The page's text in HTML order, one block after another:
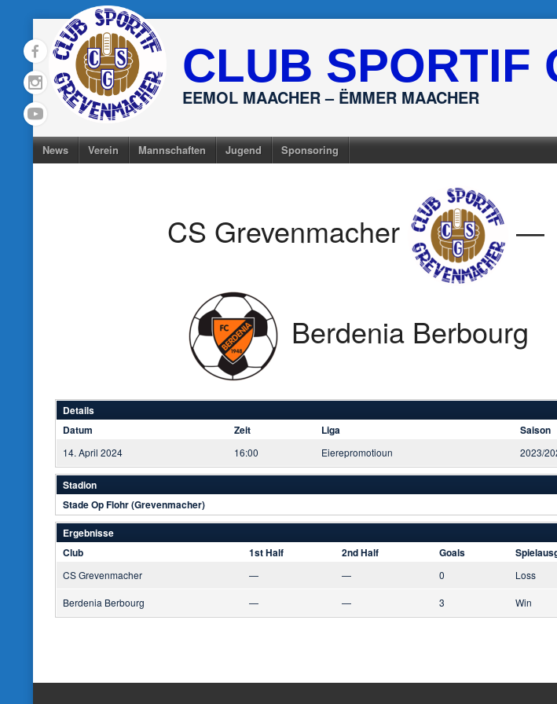
to
content
CLUB SPORTIF
EEMOL MAACHER – ËMMER MAACHER
News Verein Mannschaften Jugend Sponsoring
CS Grevenmacher —
Berdenia Berbourg
Details
Datum
Zeit Liga Saison
14. April 2024 16:00 Eierepromotioun 2023/
Stadion
Stade Op Flohr (Grevenmacher)
Ergebnisse
Club
1st Half 2nd Half Goals
CS Grevenmacher — — 0 Loss
Berdenia Berbourg — — 3 Win